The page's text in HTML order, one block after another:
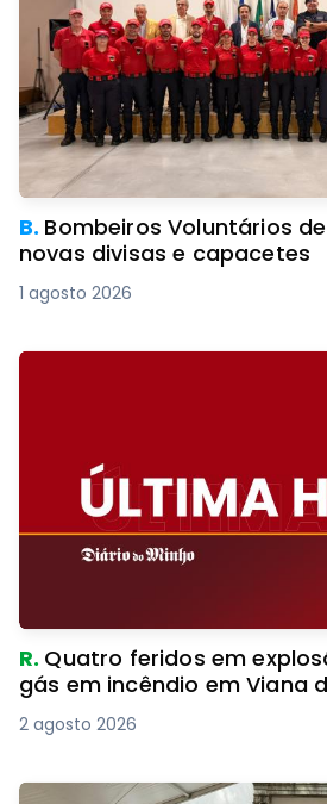
B. Bombeiros Voluntários
novas divisas e capacetes
1 agosto 2026
R. Quatro feridos em
gás em incêndio em Viana
2 agosto 2026